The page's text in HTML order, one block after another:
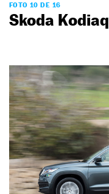
FOTO 10 DE 16
Skoda Kodiaq